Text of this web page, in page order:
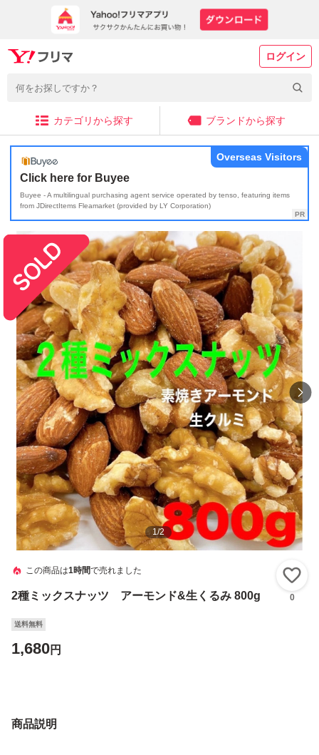
ログイン
カテゴリから探す ブランドから探す
Click here for Buyee
Buyee - A multilingual purchasing agent service operated by tenso, featuring items
from JDirectItems Fleamarket (provided by LY Corporation)
Overseas Visitors
1/2
この商品は1時間で売れました
2種ミックスナッツ アーモンド&生くるみ 800g 0
送料無料
1,680円
商品説明